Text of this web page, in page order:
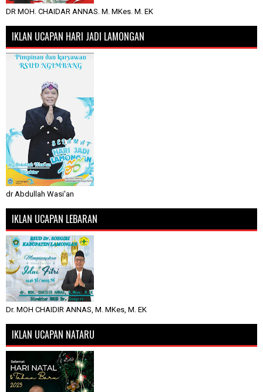
DR MOH. CHAIDAR ANNAS. M. MKes. M. EK
IKLAN UCAPAN HARI JADI LAMONGAN
dr Abdullah Wasi'an
IKLAN UCAPAN LEBARAN
Dr. MOH CHAIDIR ANNAS, M. MKes, M. EK
IKLAN UCAPAN NATARU